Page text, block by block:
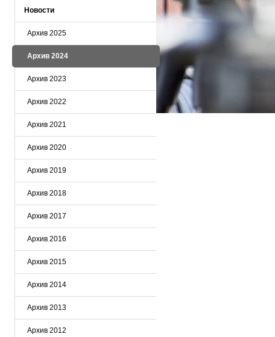
Новости
Архив 2025
Архив 2024
Архив 2023
Архив 2022
Архив 2021
Архив 2020
Архив 2019
Архив 2018
Архив 2017
Архив 2016
Архив 2015
Архив 2014
Архив 2013
Архив 2012